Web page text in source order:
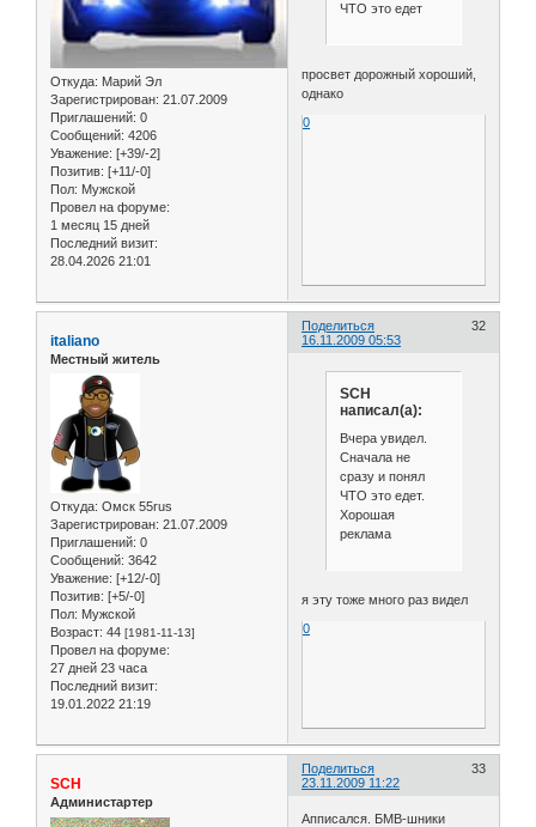
Откуда: Марий Эл
Зарегистрирован: 21.07.2009
Приглашений: 0
Сообщений: 4206
Уважение: [+39/-2]
Позитив: [+11/-0]
Пол: Мужской
Провел на форуме:
1 месяц 15 дней
Последний визит:
28.04.2026 21:01
ЧТО это едет
просвет дорожный хороший,
однако
0
Поделиться
32
16.11.2009 05:53
italiano
Местный житель
Откуда: Омск 55rus
Зарегистрирован: 21.07.2009
Приглашений: 0
Сообщений: 3642
Уважение: [+12/-0]
Позитив: [+5/-0]
Пол: Мужской
Возраст: 44 [1981-11-13]
Провел на форуме:
27 дней 23 часа
Последний визит:
19.01.2022 21:19
SCH
написал(а):
Вчера увидел.
Сначала не
сразу и понял
ЧТО это едет.
Хорошая
реклама
я эту тоже много раз видел
0
Поделиться
33
23.11.2009 11:22
SCH
Администартер
Апписался. БМВ-шники